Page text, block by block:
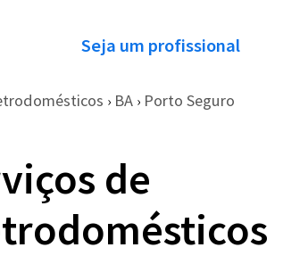
Seja um profissional
› BA › Porto Seguro
de